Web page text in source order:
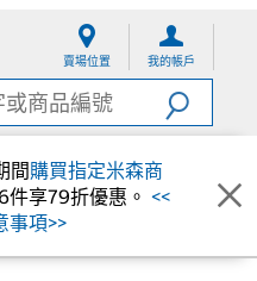
賣場位置 我的帳戶
間購買指定米森商
件享79折優惠。 <<
事項>>